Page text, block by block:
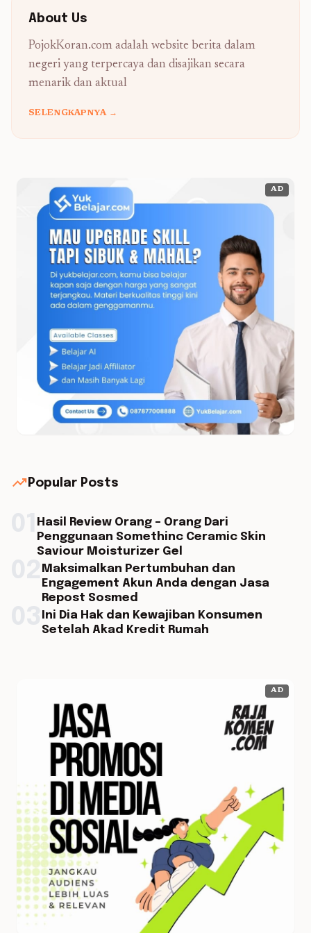
About Us
PojokKoran.com adalah website berita dalam
negeri yang terpercaya dan disajikan secara
menarik dan aktual
SELENGKAPNYA →
AD
trending_up Popular Posts
Hasil Review Orang – Orang Dari
Penggunaan Somethinc Ceramic Skin
Saviour Moisturizer Gel
Maksimalkan Pertumbuhan dan
Engagement Akun Anda dengan Jasa
Repost Sosmed
Ini Dia Hak dan Kewajiban Konsumen
Setelah Akad Kredit Rumah
AD